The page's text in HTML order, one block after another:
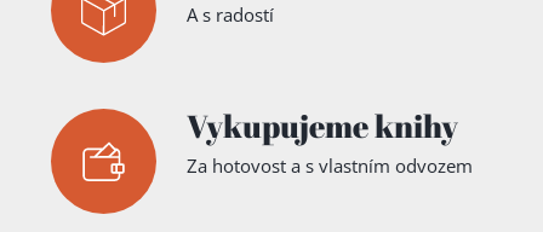
A s radostí
Vykupujeme knihy
Za hotovost a s vlastním odvozem